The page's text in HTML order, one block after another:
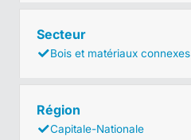
Secteur
Bois et matériaux connexes
Région
Capitale-Nationale